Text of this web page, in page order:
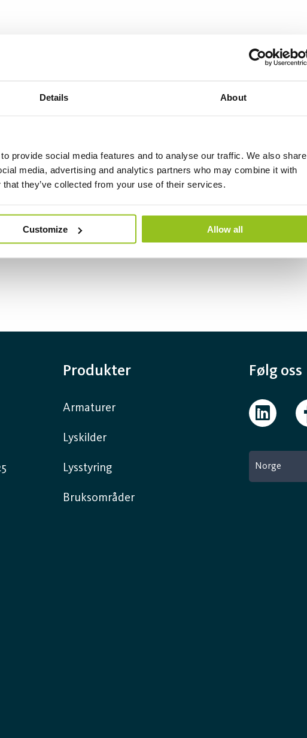
Details About
provide social media features and to analyse our traffic. We also share
media, advertising and analytics partners who may combine it with
they’ve collected from your use of their services.
Customize Allow all
Produkter
Armaturer
Lyskilder
Lysstyring
Bruksområder
Følg oss
Norge